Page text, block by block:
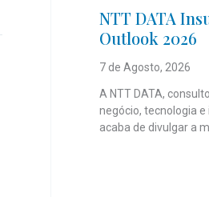
NTT DATA
Outlook 2026
7 de Agosto, 2026
A NTT DATA,
negócio, tecnologia
acaba de divulgar a